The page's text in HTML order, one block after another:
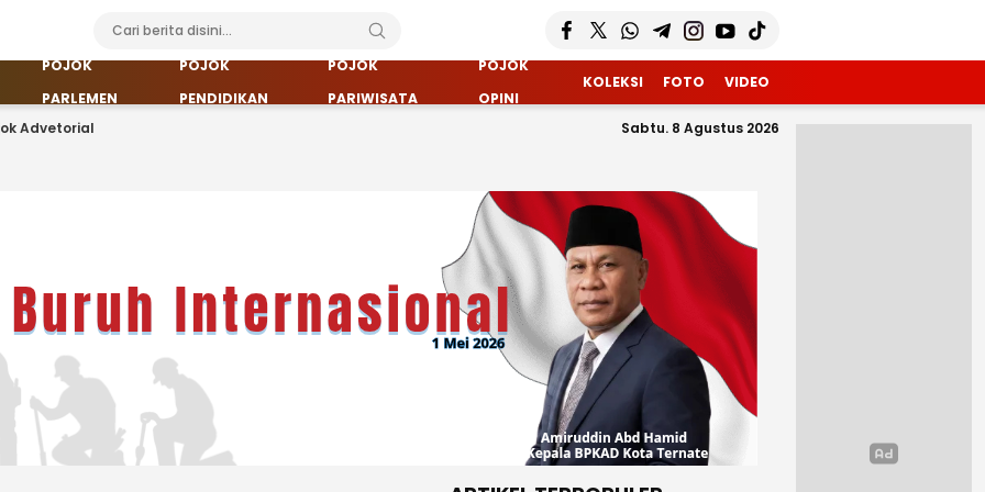
POJOK
PARLEMEN
POJOK
PENDIDIKAN
POJOK
PARIWISATA
POJOK
OPINI
KOLEKSI FOTO VIDEO
Advetorial Sabtu. 8 Agustus 2026